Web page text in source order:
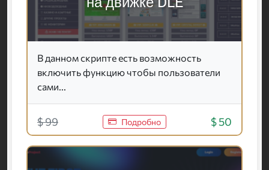
В данном скрипте есть возможность
включить функцию чтобы пользователи
сами...
$ 99 Подробно $ 50